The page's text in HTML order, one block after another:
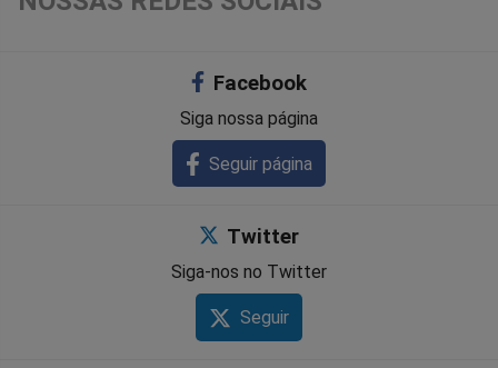
WhatsappTwitterMessenger
Facebook
Siga nossa página
Seguir página
Twitter
Siga-nos no Twitter
Seguir